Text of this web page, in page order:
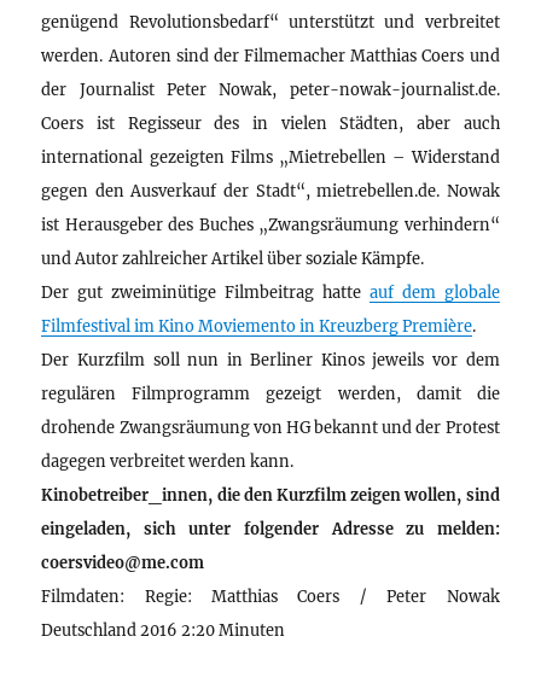
genügend Revolutionsbedarf“ unterstützt und verbreitet
werden. Autoren sind der Filmemacher Matthias Coers und
der Journalist Peter Nowak, peter-nowak-journalist.de.
Coers ist Regisseur des in vielen Städten, aber auch
international gezeigten Films „Mietrebellen – Widerstand
gegen den Ausverkauf der Stadt“, mietrebellen.de. Nowak
ist Herausgeber des Buches „Zwangsräumung verhindern“
und Autor zahlreicher Artikel über soziale Kämpfe.
Der gut zweiminütige Filmbeitrag hatte auf dem globale
Filmfestival im Kino Moviemento in Kreuzberg Première.
Der Kurzfilm soll nun in Berliner Kinos jeweils vor dem
regulären Filmprogramm gezeigt werden, damit die
drohende Zwangsräumung von HG bekannt und der Protest
dagegen verbreitet werden kann.
Kinobetreiber_innen, die den Kurzfilm zeigen wollen, sind
eingeladen, sich unter folgender Adresse zu melden:
coersvideo@me.com
Filmdaten: Regie: Matthias Coers / Peter Nowak
Deutschland 2016 2:20 Minuten